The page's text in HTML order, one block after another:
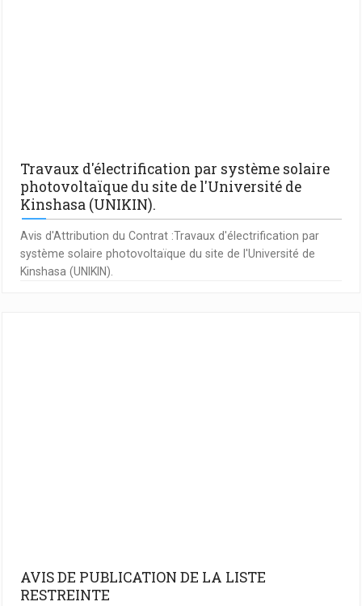
Travaux d'électrification par système solaire
photovoltaïque du site de l'Université de
Kinshasa (UNIKIN).
Avis d'Attribution du Contrat :Travaux d'électrification par
système solaire photovoltaïque du site de l'Université de
Kinshasa (UNIKIN).
AVIS DE PUBLICATION DE LA LISTE
RESTREINTE